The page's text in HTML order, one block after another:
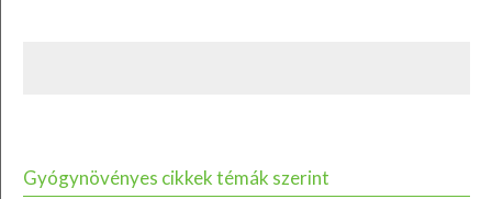
Gyógynövényes cikkek témák szerint